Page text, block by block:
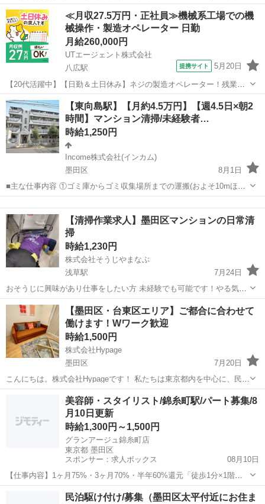
下・非常階段・駐車駐輪場などの共用部分と外構の清掃（時間内で可
能な範囲） ③清掃結果の報告（指定フォームへの写真アップロード）
※初回勤務時に弊社スタッ...
東京 墨田区 その他 時給
≪月収27.5万円・正社員≫機械系工場での機
械操作・製造オペレーター 日勤
月給260,000円
UTエージェント株式会社
八広駅
提携サイト 5月20日
【20代活躍中】【日勤＆土日休み】ネジの製造オペレーター！残業少
なめ◎未経験歓迎◎《JQWA1C》 詳細情報 ＼バネ用鋼線を製造して
いる工場です！／ 未経験の方歓迎！ お任せするのは、 ばね用鋼線の
製造オペレーター業務...
東京 墨田区 八広駅 その他
【東向島駅】【月約4.5万円】【週4.5日×朝2
時間】マンション清掃/未経験者…
時給1,250円
Income株式会社(インカム)
墨田区
8月1日
■主な仕事内容 ①ゴミ庫からゴミ収集場所までの運搬(およそ10mほど
を１日約10個ほど) ②エントランス・エレベーター・廊下・非常階段・
駐車駐輪場などの共用部分と外構の清掃（時間内で可能な範囲） ③清
掃結果の報告（指定...【清掃作業求人】墨田区マンションの日常清
掃
時給1,230円
株式会社そうじやまなぶ
浅草駅
7月24日
おそうじに興味があり仕事をしたい方 未経験でも可能です！やる気の
ある方大歓迎です。 ゴミ出し ブラウ本所春日通り（墨田区本所1-25-
10） ブラウ本所春日通り（墨田区本所1-25-10） 朝のゴミだし 7時
か...
東京 墨田区 浅草駅 その他 スタッフ
【墨田区・台東区エリア】ご都合に合わせて
働けます！Wワーク歓迎
時給1,500円
株式会社Hypage
墨田区
7月20日
こんにちは。株式会社Hypageです！ 私たちは東京都内を中心に、民
泊・ホテルの清掃を行っています。 「ただ清掃する」のではなく、お
客様が気持ちよく過ごせる空間づくりを 大切にしています。 現在、管
理物件の増...
墨田区 その他
美容師・スタイリスト/錦糸町駅/パート募集/8
月10日更新
時給1,300円～1,500円
グランアージュ錦糸町店
東京都 墨田区
スポンサー：求人ボックス
08月10日
【仕事内容】1ヶ月75%・3ヶ月70%・半年60%還元「徒歩1分×1階」
実例)初月60万超 <募集職種> 美容師 <仕事内容> 施術を中心としたサ
ロン業務、受付、会計、ネット管理、クリンネス、レジ管理など 雑誌
アルバイト・パート
民泊駆け付け/募集（墨田区太平付近にお住ま